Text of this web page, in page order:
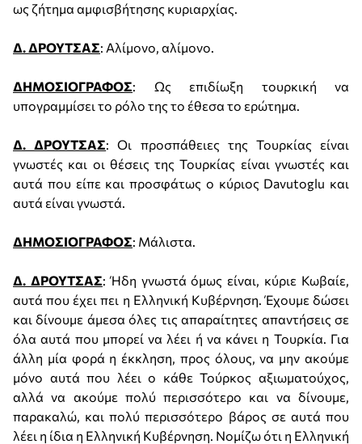
ως ζήτημα αμφισβήτησης κυριαρχίας.
Δ. ΔΡΟΥΤΣΑΣ: Αλίμονο, αλίμονο.
ΔΗΜΟΣΙΟΓΡΑΦΟΣ: Ως επιδίωξη τουρκική να
υπογραμμίσει το ρόλο της το έθεσα το ερώτημα.
Δ. ΔΡΟΥΤΣΑΣ: Οι προσπάθειες της Τουρκίας είναι
γνωστές και οι θέσεις της Τουρκίας είναι γνωστές και
αυτά που είπε και προσφάτως ο κύριος Davutoglu και
αυτά είναι γνωστά.
ΔΗΜΟΣΙΟΓΡΑΦΟΣ: Μάλιστα.
Δ. ΔΡΟΥΤΣΑΣ: Ήδη γνωστά όμως είναι, κύριε Κωβαίε,
αυτά που έχει πει η Ελληνική Κυβέρνηση. Έχουμε δώσει
και δίνουμε άμεσα όλες τις απαραίτητες απαντήσεις σε
όλα αυτά που μπορεί να λέει ή να κάνει η Τουρκία. Για
άλλη μία φορά η έκκληση, προς όλους, να μην ακούμε
μόνο αυτά που λέει ο κάθε Τούρκος αξιωματούχος,
αλλά να ακούμε πολύ περισσότερο και να δίνουμε,
παρακαλώ, και πολύ περισσότερο βάρος σε αυτά που
λέει η ίδια η Ελληνική Κυβέρνηση. Νομίζω ότι η Ελληνική